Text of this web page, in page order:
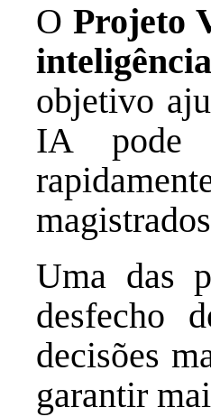
OProjeto
objetivo
IA pode
Uma das
desfecho
decisões
garantir